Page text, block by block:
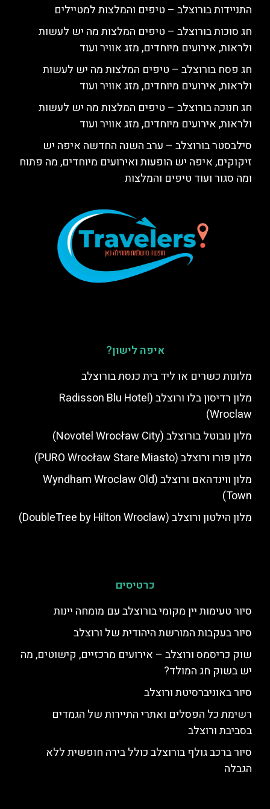
התניידות בורוצלב – טיפים והמלצות למטיילים
חג סוכות בורוצלב – טיפים המלצות מה יש לעשות
ולראות, אירועים מיוחדים, מזג אוויר ועוד
חג פסח בורוצלב – טיפים המלצות מה יש לעשות
ולראות, אירועים מיוחדים, מזג אוויר ועוד
חג חנוכה בורוצלב – טיפים המלצות מה יש לעשות
ולראות, אירועים מיוחדים, מזג אוויר ועוד
סילבסטר בורוצלב – ערב השנה החדשה איפה יש
זיקוקים, איפה יש הופעות ואירועים מיוחדים, מה פתוח
ומה סגור ועוד טיפים והמלצות
איפה לישון?
מלונות כשרים או ליד בית כנסת בורוצלב
מלון רדיסון בלו ורוצלב (Radisson Blu Hotel
Wroclaw)
מלון נובוטל בורוצלב (Novotel Wrocław City)
מלון פורו ורוצלב (PURO Wrocław Stare Miasto)
מלון ווינדהאם ורוצלב (Wyndham Wroclaw Old
Town)
מלון הילטון ורוצלב (DoubleTree by Hilton Wroclaw)
כרטיסים
סיור טעימות יין מקומי בורוצלב עם מומחה יינות
סיור בעקבות המורשת היהודית של ורוצלב
שוק כריסמס ורוצלב – אירועים מרכזיים, קישוטים, מה
יש בשוק חג המולד?
סיור באוניברסיטת ורוצלב
רשימת כל הפסלים ואתרי התיירות של הגמדים
בסביבת ורוצלב
סיור ברכב גולף בורוצלב כולל בירה חופשית ללא
הגבלה